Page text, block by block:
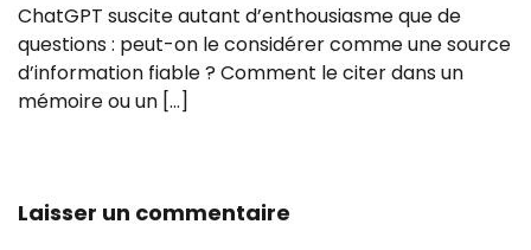
ChatGPT suscite autant d’enthousiasme que de
questions : peut-on le considérer comme une source
d’information fiable ? Comment le citer dans un
mémoire ou un […]
Laisser un commentaire